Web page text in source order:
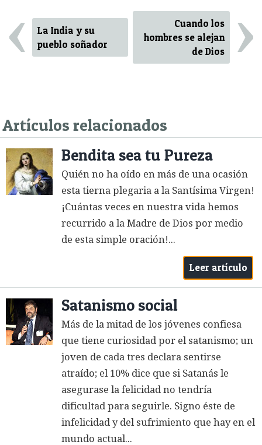
‹
La India y su
pueblo soñador
Cuando los
hombres se alejan
de Dios
›
Artículos relacionados
Bendita sea tu Pureza
Quién no ha oído en más de una ocasión
esta tierna plegaria a la Santísima Virgen!
¡Cuántas veces en nuestra vida hemos
recurrido a la Madre de Dios por medio
de esta simple oración!...
Leer artículo
Satanismo social
Más de la mitad de los jóvenes confiesa
que tiene curiosidad por el satanismo; un
joven de cada tres declara sentirse
atraído; el 10% dice que si Satanás le
asegurase la felicidad no tendría
dificultad para seguirle. Signo éste de
infelicidad y del sufrimiento que hay en el
mundo actual...